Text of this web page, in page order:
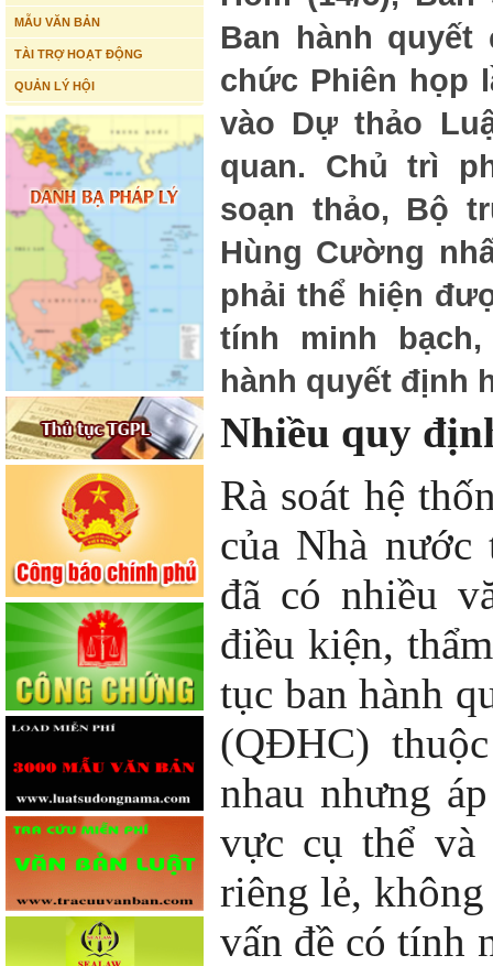
MẪU VĂN BẢN
TÀI TRỢ HOẠT ĐỘNG
QUẢN LÝ HỘI
Ban hành
chức Phiên họp
vào Dự thảo
quan. Chủ trì
soạn thảo, Bộ
Hùng Cường
phải thể hiện
tính minh
hành quyết định
Nhiều quy
Rà soát hệ
của Nhà nước
đã có nhiều
điều kiện,
tục ban hành
(QĐHC)
nhau nhưng
vực cụ thể và
riêng lẻ,
vấn đề có tính